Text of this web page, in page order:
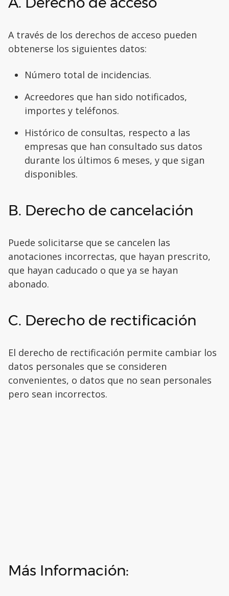
A través de los derechos de acceso pueden
obtenerse los siguientes datos:
Número total de incidencias.
Acreedores que han sido notificados,
importes y teléfonos.
Histórico de consultas, respecto a las
empresas que han consultado sus datos
durante los últimos 6 meses, y que sigan
disponibles.
B. Derecho de cancelación
Puede solicitarse que se cancelen las
anotaciones incorrectas, que hayan prescrito,
que hayan caducado o que ya se hayan
abonado.
C. Derecho de rectificación
El derecho de rectificación permite cambiar los
datos personales que se consideren
convenientes, o datos que no sean personales
pero sean incorrectos.
Más Información: